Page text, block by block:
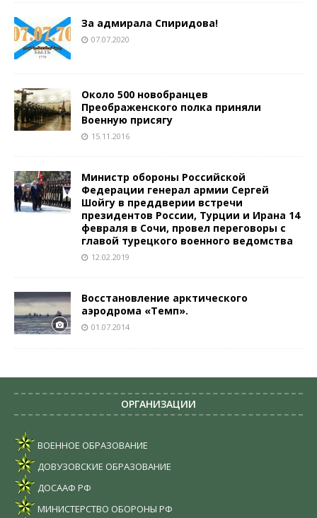
За адмирала Спиридова!
07.07.2020
Около 500 новобранцев
Преображенского полка приняли
Военную присягу
15.11.2016
Министр обороны Российской
Федерации генерал армии Сергей
Шойгу в преддверии встречи
президентов России, Турции и Ирана 14
февраля в Сочи, провел переговоры с
главой турецкого военного ведомства
12.02.2019
Восстановление арктического
аэродрома «Темп».
01.07.2014
ОРГАНИЗАЦИИ
ВОЕННОЕ ОБРАЗОВАНИЕ
ДОВУЗОВСКИЕ ОБРАЗОВАНИЕ
ДОСААФ РФ
МИНИСТЕРСТВО ОБОРОНЫ РФ